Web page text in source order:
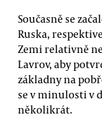
Současně se
Ruska,
Zemi relativně
Lavrov, aby
základny na
se v minulosti v
několikrát.